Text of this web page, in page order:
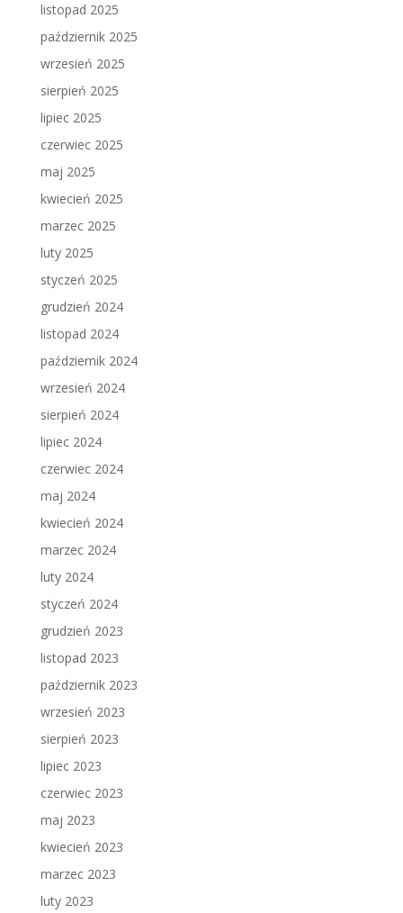
listopad 2025
październik 2025
wrzesień 2025
sierpień 2025
lipiec 2025
czerwiec 2025
maj 2025
kwiecień 2025
marzec 2025
luty 2025
styczeń 2025
grudzień 2024
listopad 2024
październik 2024
wrzesień 2024
sierpień 2024
lipiec 2024
czerwiec 2024
maj 2024
kwiecień 2024
marzec 2024
luty 2024
styczeń 2024
grudzień 2023
listopad 2023
październik 2023
wrzesień 2023
sierpień 2023
lipiec 2023
czerwiec 2023
maj 2023
kwiecień 2023
marzec 2023
luty 2023